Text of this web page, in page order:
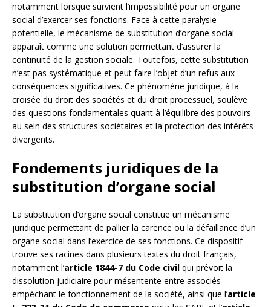
notamment lorsque survient l’impossibilité pour un organe
social d’exercer ses fonctions. Face à cette paralysie
potentielle, le mécanisme de substitution d’organe social
apparaît comme une solution permettant d’assurer la
continuité de la gestion sociale. Toutefois, cette substitution
n’est pas systématique et peut faire l’objet d’un refus aux
conséquences significatives. Ce phénomène juridique, à la
croisée du droit des sociétés et du droit processuel, soulève
des questions fondamentales quant à l’équilibre des pouvoirs
au sein des structures sociétaires et la protection des intérêts
divergents.
Fondements juridiques de la
substitution d’organe social
La substitution d’organe social constitue un mécanisme
juridique permettant de pallier la carence ou la défaillance d’un
organe social dans l’exercice de ses fonctions. Ce dispositif
trouve ses racines dans plusieurs textes du droit français,
notamment l’article 1844-7 du Code civil qui prévoit la
dissolution judiciaire pour mésentente entre associés
empêchant le fonctionnement de la société, ainsi que l’article